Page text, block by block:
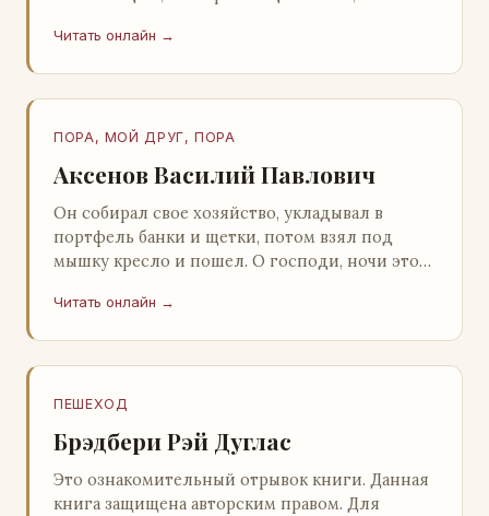
А. Алешин». …
Читать онлайн →
ПОРА, МОЙ ДРУГ, ПОРА
Аксенов Василий Павлович
Он собирал свое хозяйство, укладывал в
портфель банки и щетки, потом взял под
мышку кресло и пошел. О господи, ночи этой
заставлял…
Читать онлайн →
ПЕШЕХОД
Брэдбери Рэй Дуглас
Это ознакомительный отрывок книги. Данная
книга защищена авторским правом. Для